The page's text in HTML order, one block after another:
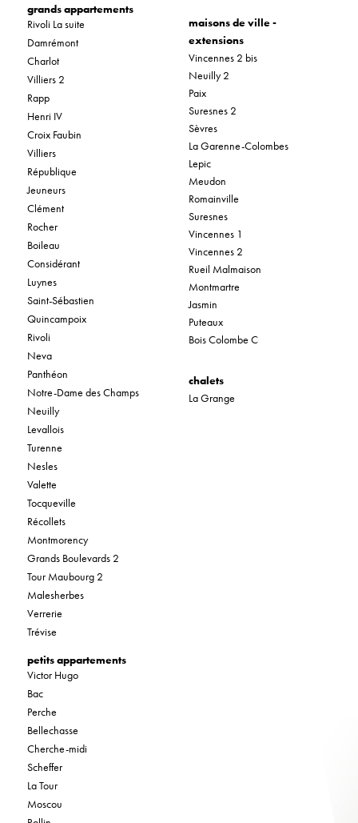
grands appartements
Rivoli La suite
Damrémont
Charlot
Villiers 2
Rapp
Henri IV
Croix Faubin
Villiers
République
Jeuneurs
Clément
Rocher
Boileau
Considérant
Luynes
Saint-Sébastien
Quincampoix
Rivoli
Neva
Panthéon
Notre-Dame des Champs
Neuilly
Levallois
Turenne
Nesles
Valette
Tocqueville
Récollets
Montmorency
Grands Boulevards 2
Tour Maubourg 2
Malesherbes
Verrerie
Trévise
petits appartements
Victor Hugo
Bac
Perche
Bellechasse
Cherche-midi
Scheffer
La Tour
Moscou
maisons de ville -
extensions
Vincennes 2 bis
Neuilly 2
Paix
Suresnes 2
Sèvres
La Garenne-Colombes
Lepic
Meudon
Romainville
Suresnes
Vincennes 1
Vincennes 2
Rueil Malmaison
Montmartre
Jasmin
Puteaux
Bois Colombe C
chalets
La Grange